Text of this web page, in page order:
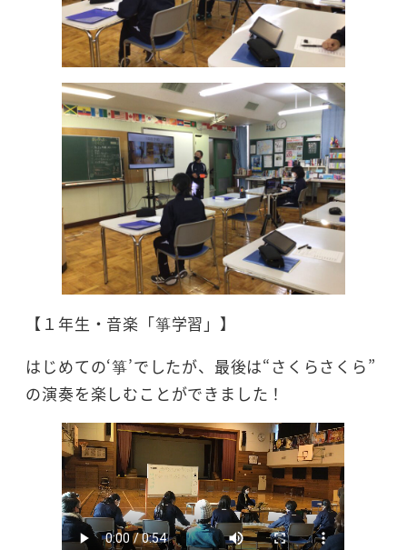
【１年生・音楽「箏学習」】
はじめての‘箏’でしたが、最後は“さくらさくら”
の演奏を楽しむことができました！